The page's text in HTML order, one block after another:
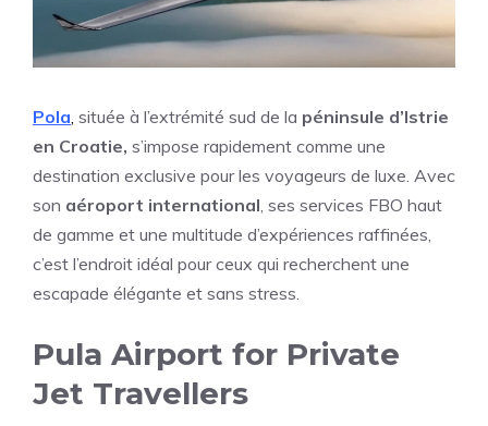
Pola, située à l’extrémité sud de la péninsule d’Istrie
en Croatie, s’impose rapidement comme une
destination exclusive pour les voyageurs de luxe. Avec
son aéroport international, ses services FBO haut
de gamme et une multitude d’expériences raffinées,
c’est l’endroit idéal pour ceux qui recherchent une
escapade élégante et sans stress.
Pula Airport for Private
Jet Travellers